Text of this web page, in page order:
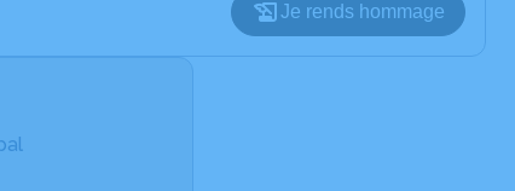
Je rends hommage